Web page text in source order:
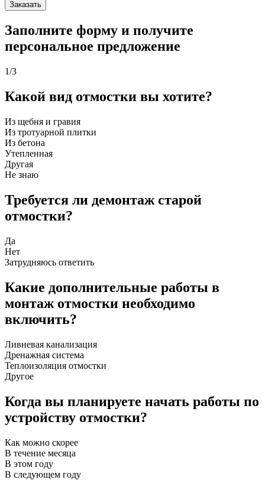
Заказать
Заполните форму и получите
персональное предложение
1/3
Какой вид отмостки вы хотите?
Из щебня и гравия
Из тротуарной плитки
Из бетона
Утепленная
Другая
Не знаю
Требуется ли демонтаж старой
отмостки?
Да
Нет
Затрудняюсь ответить
Какие дополнительные работы в
монтаж отмостки необходимо
включить?
Ливневая канализация
Дренажная система
Теплоизоляция отмостки
Другое
Когда вы планируете начать работы по
устройству отмостки?
Как можно скорее
В течение месяца
В этом году
В следующем году